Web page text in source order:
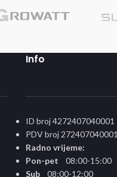
Info
ID broj 4272407040001
PDV broj 272407040001
Radno vrijeme:
Pon-pet
08:00-15:00
Sub
08:00-12:00